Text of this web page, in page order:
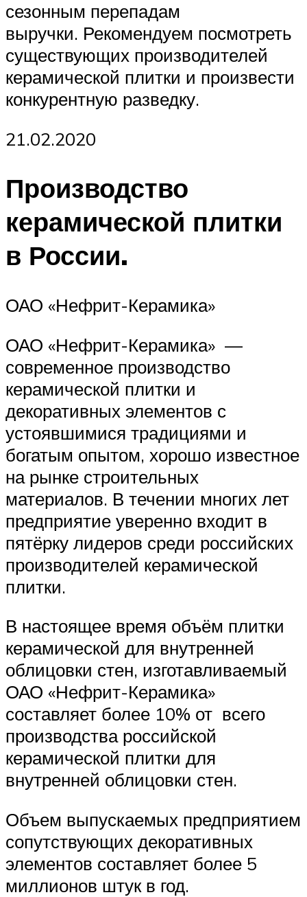
сезонным перепадам
выручки. Рекомендуем посмотреть
существующих производителей
керамической плитки и произвести
конкурентную разведку.
21.02.2020
Производство
керамической плитки
в России.
ОАО «Нефрит-Керамика»
ОАО «Нефрит-Керамика» —
современное производство
керамической плитки и
декоративных элементов с
устоявшимися традициями и
богатым опытом, хорошо известное
на рынке строительных
материалов. В течении многих лет
предприятие уверенно входит в
пятёрку лидеров среди российских
производителей керамической
плитки.
В настоящее время объём плитки
керамической для внутренней
облицовки стен, изготавливаемый
ОАО «Нефрит-Керамика»
составляет более 10% от всего
производства российской
керамической плитки для
внутренней облицовки стен.
Объем выпускаемых предприятием
сопутствующих декоративных
элементов составляет более 5
миллионов штук в год.